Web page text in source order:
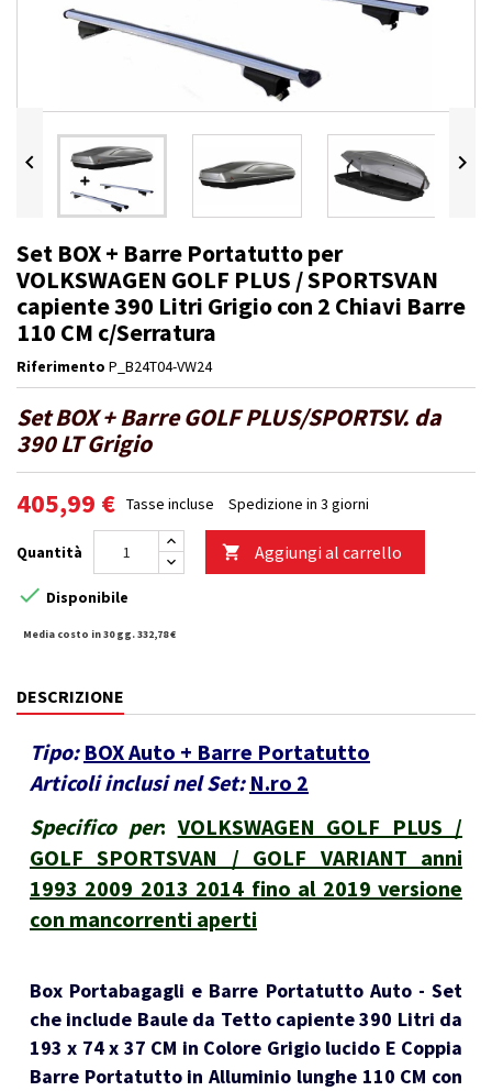
 
Set BOX + Barre Portatutto per
VOLKSWAGEN GOLF PLUS / SPORTSVAN
capiente 390 Litri Grigio con 2 Chiavi Barre
110 CM c/Serratura
Riferimento P_B24T04-VW24
Set BOX + Barre GOLF PLUS/SPORTSV. da
390 LT Grigio
405,99 € Tasse incluse Spedizione in 3 giorni
Quantità  Aggiungi al carrello
 Disponibile
Media costo in 30 gg. 332,78 €
DESCRIZIONE
Tipo: BOX Auto + Barre Portatutto
Articoli inclusi nel Set: N.ro 2
Specifico per: VOLKSWAGEN GOLF PLUS /
GOLF SPORTSVAN / GOLF VARIANT anni
1993 2009 2013 2014 fino al 2019 versione
con mancorrenti aperti
Box Portabagagli e Barre Portatutto Auto - Set
che include Baule da Tetto capiente 390 Litri da
193 x 74 x 37 CM in Colore Grigio lucido E Coppia
Barre Portatutto in Alluminio lunghe 110 CM con